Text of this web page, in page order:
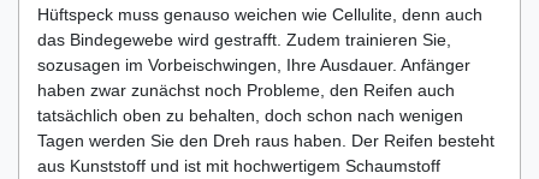
Hüftspeck muss genauso weichen wie Cellulite, denn auch
das Bindegewebe wird gestrafft. Zudem trainieren Sie,
sozusagen im Vorbeischwingen, Ihre Ausdauer. Anfänger
haben zwar zunächst noch Probleme, den Reifen auch
tatsächlich oben zu behalten, doch schon nach wenigen
Tagen werden Sie den Dreh raus haben. Der Reifen besteht
aus Kunststoff und ist mit hochwertigem Schaumstoff